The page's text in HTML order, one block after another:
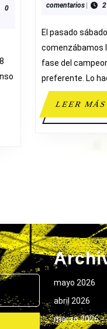
0
comentarios |
El pasado sábado
comenzábamos
fase del
preferente. Lo
LEER MÁS
mayo 2026
abril 2026
marzo 2026